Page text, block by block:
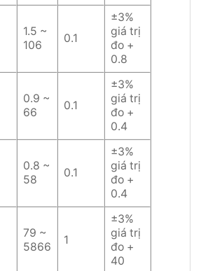
1.5 ~
106
0.1
±3%
giá trị
đo +
0.8
0.9 ~
66
0.1
±3%
giá trị
đo +
0.4
0.8 ~
58
0.1
±3%
giá trị
đo +
0.4
79 ~
5866
1
±3%
giá trị
đo +
40